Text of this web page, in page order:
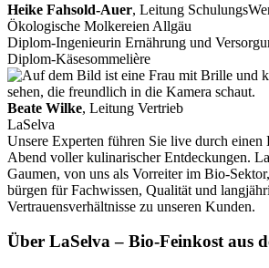
Heike Fahsold-Auer, Leitung
Ökologische Molkereien Allgäu
Diplom-Ingenieurin Ernährung und
Diplom-Käsesommelière
Beate Wilke, Leitung Vertrieb
LaSelva
Unsere Experten führen Sie live durch einen
Abend voller kulinarischer Entdeckungen.
Gaumen, von uns als Vorreiter im Bio-
bürgen für Fachwissen, Qualität und
Vertrauensverhältnisse zu unseren Kunden.
Über LaSelva – Bio-Feinkost aus